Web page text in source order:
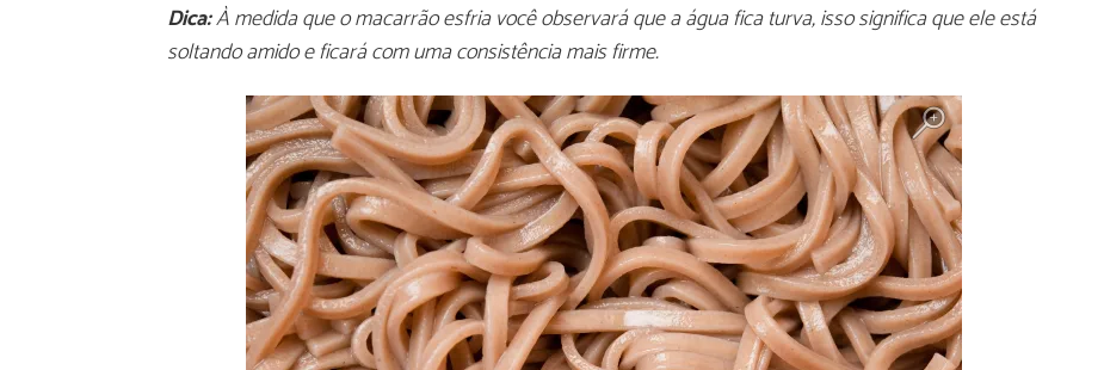
Dica:À medida que o macarrão esfria você observará que a água fica turva, isso significa que ele está
soltando amido e ficará com uma consistência mais firme.